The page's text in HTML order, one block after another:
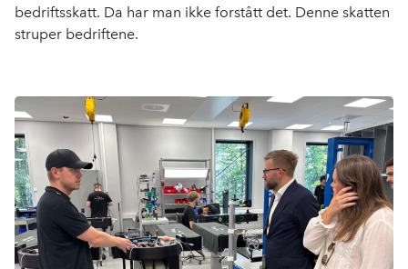
bedriftsskatt. Da har man ikke forstått det. Denne skatten
struper bedriftene.